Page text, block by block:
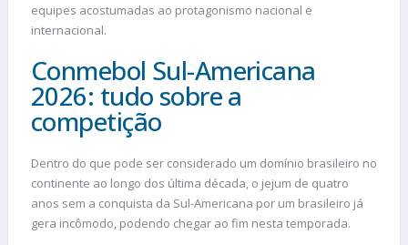
equipes acostumadas ao protagonismo nacional e
internacional.
Conmebol Sul-Americana
2026: tudo sobre a
competição
Dentro do que pode ser considerado um domínio brasileiro no
continente ao longo dos última década, o jejum de quatro
anos sem a conquista da Sul-Americana por um brasileiro já
gera incômodo, podendo chegar ao fim nesta temporada.